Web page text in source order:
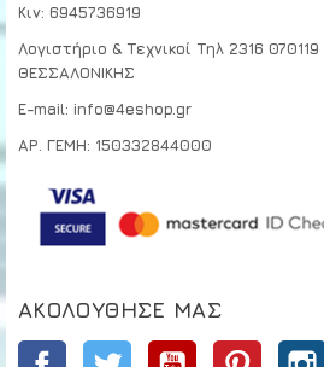
Κιν: 6945736919
Λογιστήριο & Τεχνικοί Τηλ 2316 070119
ΘΕΣΣΑΛΟΝΙΚΗΣ
E-mail: info@4eshop.gr
ΑΡ. ΓΕΜΗ: 150332844000
ΑΚΟΛΟΎΘΗΣΕ ΜΑΣ
Facebook Twitter YouTube Pinterest